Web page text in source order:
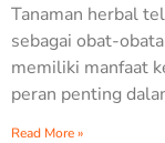
Tanaman herbal
sebagai obat-
memiliki manfaat
peran penting
Read More »